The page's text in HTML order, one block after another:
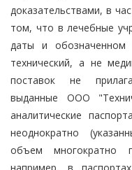
доказательствами, в
том, что в лечебные
даты и
технический, а не
поставок не
выданные ООО
аналитические
неоднократно
объем многократно